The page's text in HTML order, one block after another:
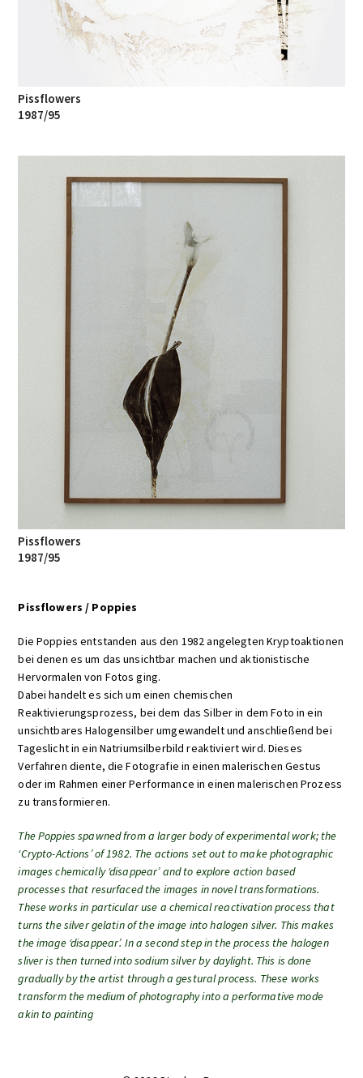
Pissflowers
1987/95
Pissflowers
1987/95
Pissflowers / Poppies
Die Poppies entstanden aus den 1982 angelegten Kryptoaktionen
bei denen es um das unsichtbar machen und aktionistische
Hervormalen von Fotos ging.
Dabei handelt es sich um einen chemischen
Reaktivierungsprozess, bei dem das Silber in dem Foto in ein
unsichtbares Halogensilber umgewandelt und anschließend bei
Tageslicht in ein Natriumsilberbild reaktiviert wird. Dieses
Verfahren diente, die Fotografie in einen malerischen Gestus
oder im Rahmen einer Performance in einen malerischen Prozess
zu transformieren.
The Poppies spawned from a larger body of experimental work; the
‘Crypto-Actions’ of 1982. The actions set out to make photographic
images chemically ‘disappear’ and to explore action based
processes that resurfaced the images in novel transformations.
These works in particular use a chemical reactivation process that
turns the silver gelatin of the image into halogen silver. This makes
the image ‘disappear’. In a second step in the process the halogen
sliver is then turned into sodium silver by daylight. This is done
gradually by the artist through a gestural process. These works
transform the medium of photography into a performative mode
akin to painting